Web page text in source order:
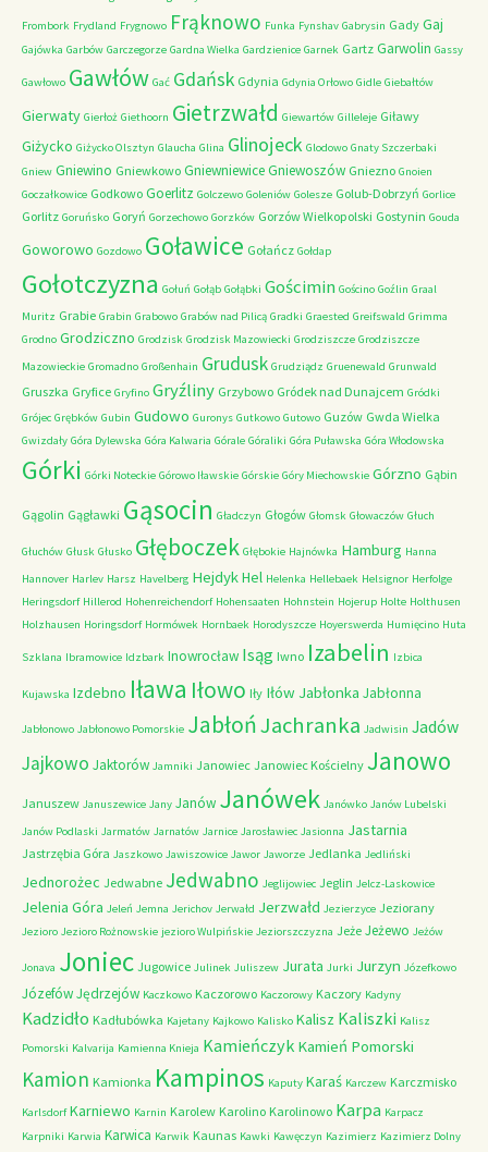
Frombork Frydland Frygnowo Frąknowo Funka Fynshav Gabrysin Gady Gaj
Gajówka Garbów Garczegorze Gardna Wielka Gardzienice Garnek Gartz Garwolin Gassy
Gawłowo Gawłów Gać Gdańsk Gdynia Gdynia Orłowo Gidle Giebałtów
Gierwaty Gierłoż Giethoorn Gietrzwałd Giewartów Gilleleje Giławy
Giżycko Giżycko Olsztyn Glaucha Glina Glinojeck Glodowo Gnaty Szczerbaki
Gniew Gniewino Gniewkowo GniewniewiceGniewoszów Gniezno Gnoien
Goczałkowice Godkowo Goerlitz Golczewo Goleniów Golesze Golub-Dobrzyń Gorlice
Gorlitz Goruńsko Goryń Gorzechowo Gorzków Gorzów Wielkopolski Gostynin Gouda
Goworowo Gozdowo Goławice Gołańcz Gołdap
Gołotczyzna Gołuń Gołąb Gołąbki Gościmin Gościno Goźlin Graal
Muritz Grabie Grabin Grabowo Grabów nad Pilicą Gradki Graested Greifswald Grimma
Grodno Grodziczno Grodzisk Grodzisk Mazowiecki Grodziszcze Grodziszcze
Mazowieckie Gromadno Großenhain Grudusk Grudziądz Gruenewald Grunwald
Gruszka Gryfice Gryfino Gryźliny Grzybowo Gródek nad Dunajcem Gródki
Grójec Grębków Gubin Gudowo Guronys Gutkowo Gutowo Guzów Gwda Wielka
Gwizdały Góra Dylewska Góra Kalwaria Górale Góraliki Góra Puławska Góra Włodowska
Górki Górki Noteckie Górowo Iławskie Górskie Góry Miechowskie Górzno Gąbin
Gągolin Gągławki Gąsocin Gładczyn Głogów Głomsk Głowaczów Głuch
Głuchów Głusk Głusko Głęboczek Głębokie Hajnówka Hamburg Hanna
Hannover Harlev Harsz Havelberg HejdykHel Helenka Hellebaek Helsignor Herfolge
Heringsdorf Hillerod Hohenreichendorf Hohensaaten Hohnstein Hojerup Holte Holthusen
Holzhausen Horingsdorf Hormówek Hornbaek Horodyszcze Hoyerswerda Humięcino Huta
Szklana Ibramowice Idzbark Inowrocław Isąg Iwno Izabelin Izbica
Kujawska Izdebno Iława Iłowo Iły Iłów Jabłonka Jabłonna
Jabłonowo Jabłonowo Pomorskie JabłońJachranka Jadwisin Jadów
Jajkowo Jaktorów Jamniki Janowiec Janowiec Kościelny Janowo
Januszew Januszewice Jany Janów Janówek Janówko Janów Lubelski
Janów Podlaski Jarmatów Jarnatów Jarnice Jarosławiec Jasionna Jastarnia
Jastrzębia Góra Jaszkowo Jawiszowice Jawor Jaworze Jedlanka Jedliński
Jednorożec Jedwabne Jedwabno Jeglijowiec Jeglin Jelcz-Laskowice
Jelenia Góra Jeleń Jemna Jerichov Jerwałd Jerzwałd Jezierzyce Jeziorany
Jezioro Jezioro Rożnowskie jezioro Wulpińskie Jeziorszczyzna Jeże Jeżewo Jeżów
Jonava Joniec Jugowice Julinek Juliszew Jurata Jurki Jurzyn Józefkowo
JózefówJędrzejów Kaczkowo Kaczorowo Kaczorowy Kaczory Kadyny
Kadzidło Kadłubówka Kajetany Kajkowo Kalisko Kalisz Kaliszki Kalisz
Pomorski Kalvarija Kamienna Knieja Kamieńczyk Kamień Pomorski
Kamion Kamionka Kampinos Kaputy Karaś Karczew Karczmisko
Karlsdorf Karniewo Karnin Karolew Karolino Karolinowo Karpa Karpacz
Karpniki Karwia Karwica Karwik Kaunas Kawki Kawęczyn Kazimierz Kazimierz Dolny